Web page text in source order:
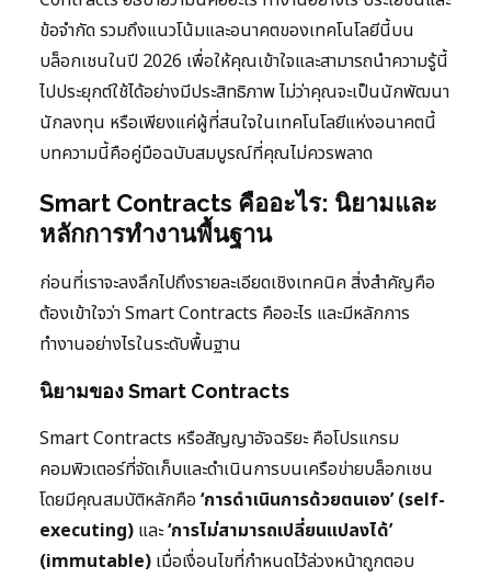
ข้อจำกัด รวมถึงแนวโน้มและอนาคตของเทคโนโลยีนี้บน
บล็อกเชนในปี 2026 เพื่อให้คุณเข้าใจและสามารถนำความรู้นี้
ไปประยุกต์ใช้ได้อย่างมีประสิทธิภาพ ไม่ว่าคุณจะเป็นนักพัฒนา
นักลงทุน หรือเพียงแค่ผู้ที่สนใจในเทคโนโลยีแห่งอนาคตนี้
บทความนี้คือคู่มือฉบับสมบูรณ์ที่คุณไม่ควรพลาด
Smart Contracts คืออะไร: นิยามและ
หลักการทำงานพื้นฐาน
ก่อนที่เราจะลงลึกไปถึงรายละเอียดเชิงเทคนิค สิ่งสำคัญคือ
ต้องเข้าใจว่า Smart Contracts คืออะไร และมีหลักการ
ทำงานอย่างไรในระดับพื้นฐาน
นิยามของ Smart Contracts
Smart Contracts หรือสัญญาอัจฉริยะ คือโปรแกรม
คอมพิวเตอร์ที่จัดเก็บและดำเนินการบนเครือข่ายบล็อกเชน
โดยมีคุณสมบัติหลักคือ ‘การดำเนินการด้วยตนเอง’ (self-
executing) และ‘การไม่สามารถเปลี่ยนแปลงได้’
(immutable) เมื่อเงื่อนไขที่กำหนดไว้ล่วงหน้าถูกตอบ